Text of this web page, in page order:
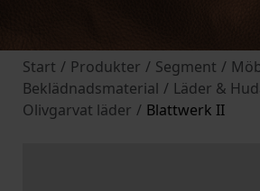
Start / Produkter / Segment /
Beklädnadsmaterial / Läder &
Olivgarvat läder / Blattwerk II